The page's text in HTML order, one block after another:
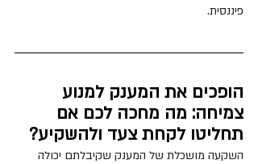
פיננסית.
הופכים את המענק למנוע
צמיחה: מה מחכה לכם אם
תחליטו לקחת צעד ולהשקיע?
השקעה מושכלת של המענק שקיבלתם יכולה